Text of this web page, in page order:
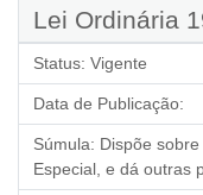
Lei Ordinária
Status: Vigente
Data de Publicação:
Súmula: Dispõe
Especial, e dá outras